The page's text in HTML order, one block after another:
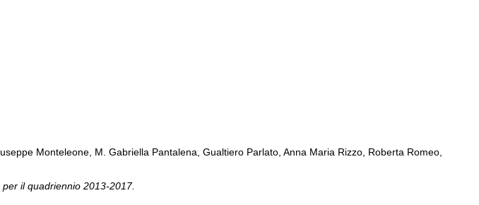
Monteleone, M. Gabriella Pantalena, Gualtiero Parlato, Anna Maria Rizzo, Roberta Romeo,
il quadriennio 2013-2017.